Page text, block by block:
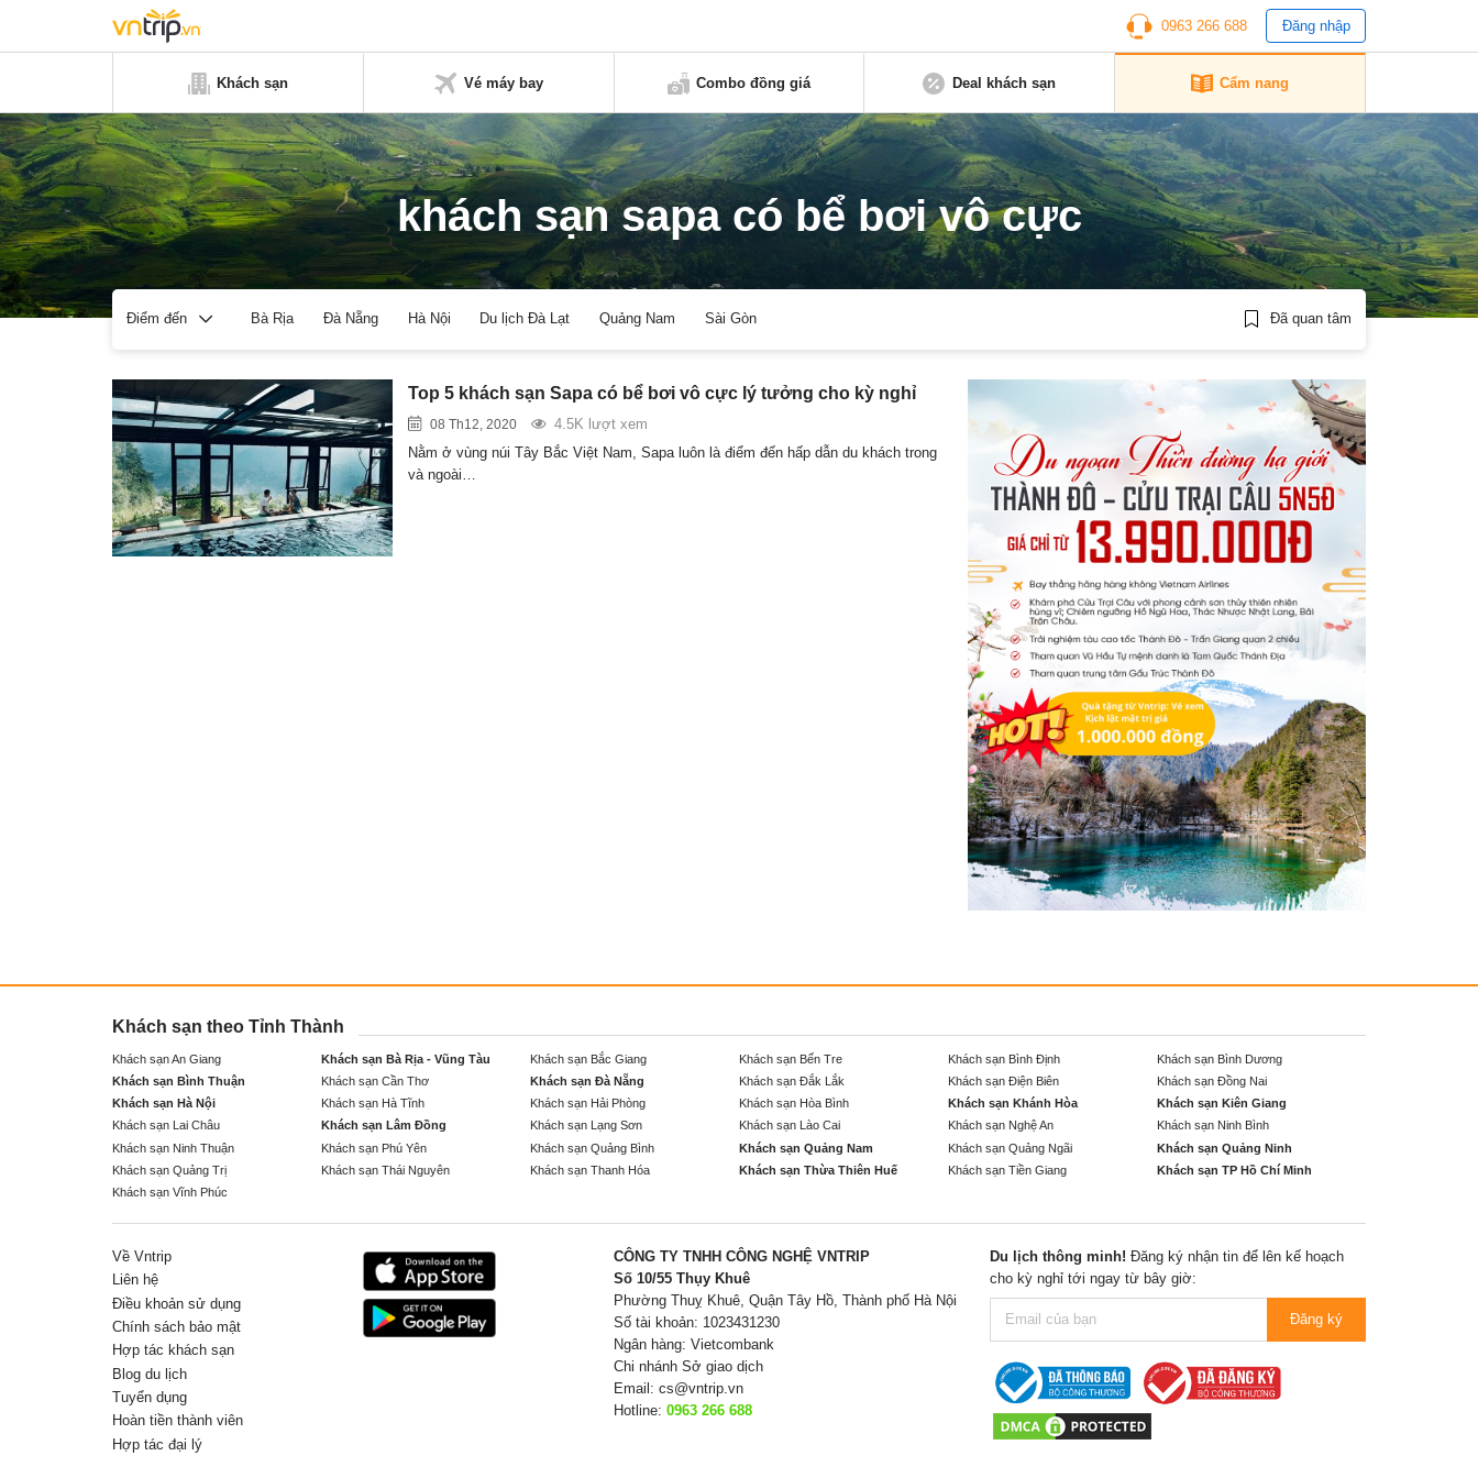
0963 266 688 Đăng nhập
Khách sạn Vé máy bay Combo đồng giá Deal khách sạn Cẩm nang
khách sạn sapa có bể bơi vô cực
Điểm đến Bà Rịa Đà Nẵng Hà Nội Du lịch Đà Lạt Quảng Nam Sài Gòn Đã quan tâm
Top 5 khách sạn Sapa có bể bơi vô cực lý tưởng cho kỳ nghỉ
08 Th12, 2020
4.5K lượt xem
Nằm ở vùng núi Tây Bắc Việt Nam, Sapa luôn là điểm đến hấp dẫn du khách trong
và ngoài…
Khách sạn theo Tỉnh Thành
Khách sạn An Giang Khách sạn Bà Rịa - Vũng Tàu Khách sạn Bắc Giang Khách sạn Bến Tre Khách sạn Bình Định
Khách sạn Bình Dương
Khách sạn Bình Thuận
Khách sạn Cần Thơ Khách sạn Đà Nẵng Khách sạn Đắk Lắk Khách sạn Điện Biên
Khách sạn Đồng Nai
Khách sạn Hà Nội
Khách sạn Hà Tĩnh Khách sạn Hải Phòng Khách sạn Hòa Bình Khách sạn Khánh Hòa
Khách sạn Kiên Giang
Khách sạn Lai Châu
Khách sạn Lâm Đồng Khách sạn Lạng Sơn Khách sạn Lào Cai Khách sạn Nghệ An
Khách sạn Ninh Bình
Khách sạn Ninh Thuận
Khách sạn Phú Yên Khách sạn Quảng Bình Khách sạn Quảng Nam Khách sạn Quảng Ngãi
Khách sạn Quảng Ninh
Khách sạn Quảng Trị
Khách sạn Thái Nguyên Khách sạn Thanh Hóa Khách sạn Thừa Thiên Huế Khách sạn Tiền Giang
Khách sạn TP Hồ Chí Minh
Khách sạn Vĩnh Phúc
Về Vntrip
Liên hệ
Điều khoản sử dụng
Chính sách bảo mật
Hợp tác khách sạn
Blog du lịch
Tuyển dụng
Hoàn tiền thành viên
Hợp tác đại lý
CÔNG TY TNHH CÔNG NGHỆ VNTRIP
Số 10/55 Thụy Khuê
Phường Thuỵ Khuê, Quận Tây Hồ, Thành phố Hà Nội
Số tài khoản: 1023431230
Ngân hàng: Vietcombank
Chi nhánh Sở giao dịch
Email: cs@vntrip.vn
Hotline: 0963 266 688
Du lịch thông minh! Đăng ký nhận tin để lên kế hoạch
cho kỳ nghỉ tới ngay từ bây giờ:
Đăng ký